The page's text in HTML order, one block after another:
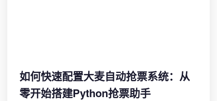
如何快速配置大麦自动抢票系统：从
零开始搭建Python抢票助手